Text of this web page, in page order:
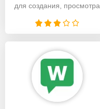
для создания, просмотра